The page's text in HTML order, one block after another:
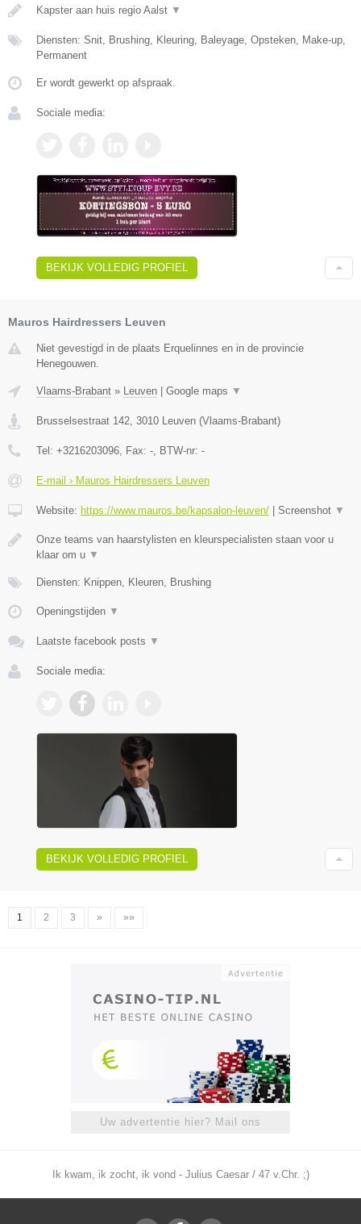
Kapster aan huis regio Aalst ▼
Diensten: Snit, Brushing, Kleuring, Baleyage, Opsteken, Make-up,
Permanent
Er wordt gewerkt op afspraak.
Sociale media:
BEKIJK VOLLEDIG PROFIEL
Mauros Hairdressers Leuven
Niet gevestigd in de plaats Erquelinnes en in de provincie
Henegouwen.
Vlaams-Brabant » Leuven Google maps ▼
Brusselsestraat 142 3010 Leuven (Vlaams-Brabant)
Tel: +3216203096 , Fax: - , BTW-nr: -
E-mail › Mauros Hairdressers Leuven
Website: https://www.mauros.be/kapsalon-leuven/ Screenshot ▼
Onze teams van haarstylisten en kleurspecialisten staan voor u
klaar om u ▼
Diensten: Knippen, Kleuren, Brushing
Openingstijden ▼
Laatste facebook posts ▼
Sociale media:
BEKIJK VOLLEDIG PROFIEL
1 2 3 » »»
Uw advertentie hier? Mail ons
Ik kwam, ik zocht, ik vond - Julius Caesar / 47 v.Chr. ;)